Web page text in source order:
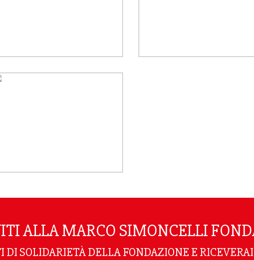
ALLA MARCO SIMONCELLI
SOLIDARIETÀ DELLA FONDAZIONE E